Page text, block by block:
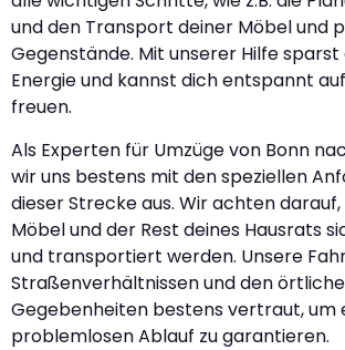
und den Transport deiner Möbel und
Gegenstände. Mit unserer Hilfe sparst
Energie und kannst dich entspannt
freuen.
Als Experten für Umzüge von Bonn
wir uns bestens mit den speziellen
dieser Strecke aus. Wir achten darauf,
Möbel und der Rest deines Hausrats
und transportiert werden. Unsere
Straßenverhältnissen und den
Gegebenheiten bestens vertraut, um
problemlosen Ablauf zu garantieren.